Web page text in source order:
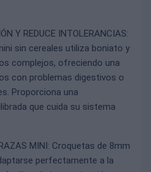
Y REDUCE INTOLERANCIAS:
sin cereales utiliza boniato y
complejos, ofreciendo una
con problemas digestivos o
Proporciona una
que cuida su sistema
MINI: Croquetas de 8mm
perfectamente a la